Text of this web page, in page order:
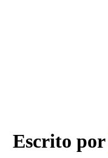
Escrito por